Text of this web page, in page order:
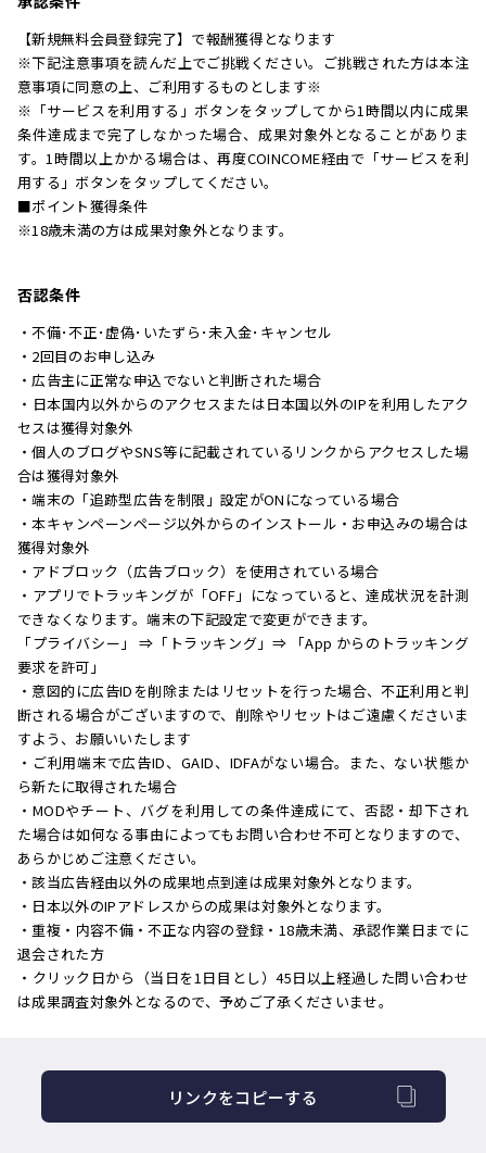
【新規無料会員登録完了】で報酬獲得となります
※下記注意事項を読んだ上でご挑戦ください。ご挑戦された方は本注
意事項に同意の上、ご利用するものとします※
※「サービスを利用する」ボタンをタップしてから1時間以内に成果
条件達成まで完了しなかった場合、成果対象外となることがありま
す。1時間以上かかる場合は、再度COINCOME経由で「サービスを利
用する」ボタンをタップしてください。
■ポイント獲得条件
※18歳未満の方は成果対象外となります。
否認条件
・不備･不正･虚偽･いたずら･未入金･キャンセル
・2回目のお申し込み
・広告主に正常な申込でないと判断された場合
・日本国内以外からのアクセスまたは日本国以外のIPを利用したアク
セスは獲得対象外
・個人のブログやSNS等に記載されているリンクからアクセスした場
合は獲得対象外
・端末の「追跡型広告を制限」設定がONになっている場合
・本キャンペーンページ以外からのインストール・お申込みの場合は
獲得対象外
・アドブロック（広告ブロック）を使用されている場合
・アプリでトラッキングが「OFF」になっていると、達成状況を計測
できなくなります。端末の下記設定で変更ができます。
「プライバシー」 ⇒「トラッキング」⇒ 「App からのトラッキング
要求を許可」
・意図的に広告IDを削除またはリセットを行った場合、不正利用と判
断される場合がございますので、削除やリセットはご遠慮くださいま
すよう、お願いいたします
・ご利用端末で広告ID、GAID、IDFAがない場合。また、ない状態か
ら新たに取得された場合
・MODやチート、バグを利用しての条件達成にて、否認・却下され
た場合は如何なる事由によってもお問い合わせ不可となりますので、
あらかじめご注意ください。
・該当広告経由以外の成果地点到達は成果対象外となります。
・日本以外のIPアドレスからの成果は対象外となります。
・重複・内容不備・不正な内容の登録・18歳未満、承認作業日までに
退会された方
・クリック日から（当日を1日目とし）45日以上経過した問い合わせ
は成果調査対象外となるので、予めご了承くださいませ。
リンクをコピーする